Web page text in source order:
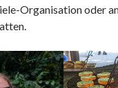
Organisation oder